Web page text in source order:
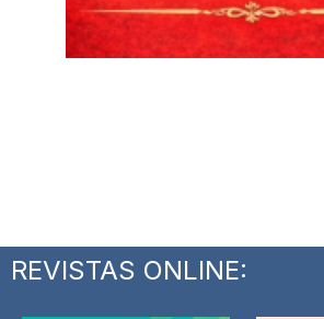
REVISTAS ONLINE: